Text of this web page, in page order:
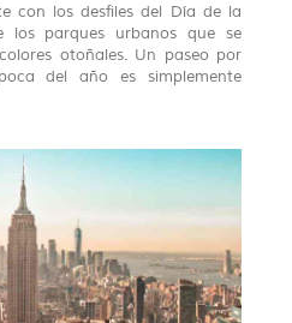
con los desfiles del Día de la
los parques urbanos que se
otoñales. Un paseo por
del año es simplemente